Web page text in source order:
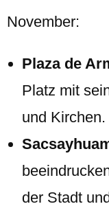
November:
Plaza de
Platz mit
und Kirchen.
der Stadt